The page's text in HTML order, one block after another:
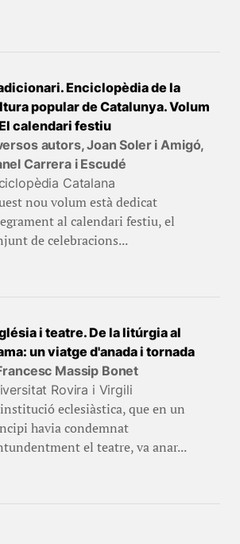
Enciclopèdia de la
popular de Catalunya. Volum
calendari festiu
autors, Joan Soler i Amigó,
Carrera i Escudé
Catalana
nou volum està dedicat
al calendari festiu, el
de celebracions...
i teatre. De la litúrgia al
un viatge d'anada i tornada
Massip Bonet
Rovira i Virgili
eclesiàstica, que en un
havia condemnat
el teatre, va anar...